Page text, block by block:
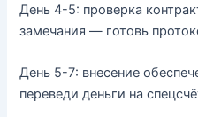
День 4-5: проверка
замечания — готовь
День 5-7: внесение
переведи деньги на